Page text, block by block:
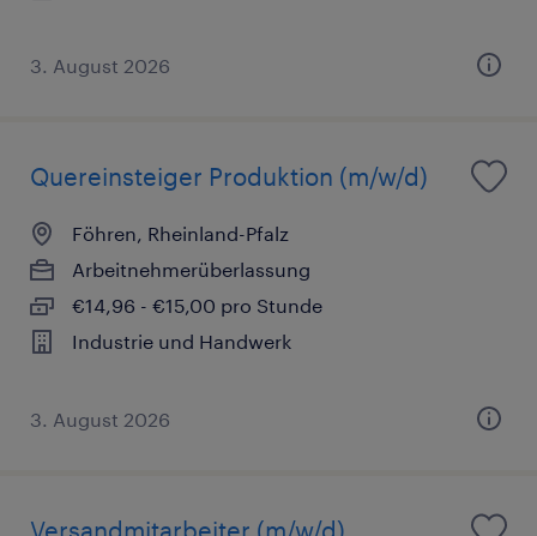
3. August 2026
Quereinsteiger Produktion (m/w/d)
Föhren, Rheinland-Pfalz
Arbeitnehmerüberlassung
€14,96 - €15,00 pro Stunde
Industrie und Handwerk
3. August 2026
Versandmitarbeiter (m/w/d)